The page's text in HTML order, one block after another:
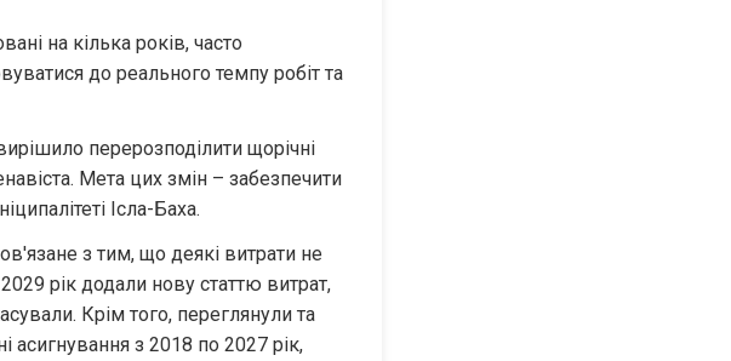
на кілька років, часто
до реального темпу робіт та
перерозподілити щорічні
Мета цих змін – забезпечити
Ісла-Баха.
з тим, що деякі витрати не
рік додали нову статтю витрат,
Крім того, переглянули та
асигнування з 2018 по 2027 рік,